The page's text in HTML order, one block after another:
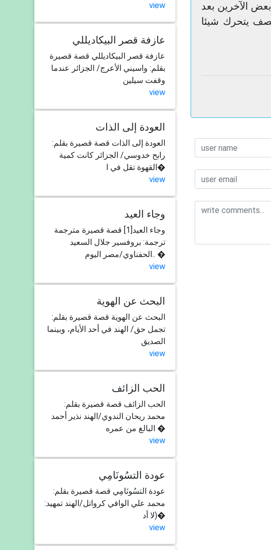
view
عازفة قصر البيكاديللي
عازفة قصر البيكاديللي قصة قصيرة
بقلم: واسيني الأعرج/ الجزائر عندما
وقفت سيلين
view
العودة إلى الذات
العودة إلى الذات قصة قصيرة بقلم:
رابح خدوسي/ الجزائر كانت كمية
القهوة تقل في ا�
view
وجاء العيد
وجاء العيد[1] قصة قصيرة مترجمة
ترجمة: بروفسير جلال السعيد
الحفناوي/مصر اليوم.. �
view
البحث عن الهوية
البحث عن الهوية قصة قصيرة بقلم:
تجمل حق/ الهند في أحد الأيام، وبينما
الصديق
view
الحب الزائف
الحب الزائف قصة قصيرة بقلم:
محمد ريحان الندوي/الهند نذير أحمد
البالغ من عمره �
view
عودة التسُونَامِي
عودة التسُونَامِي قصة قصيرة بقلم:
محمد علي الوافي كرواتل/الهند تمهيد:
(لا أد�
view
الآخرين بعد
يتحرك شيئا